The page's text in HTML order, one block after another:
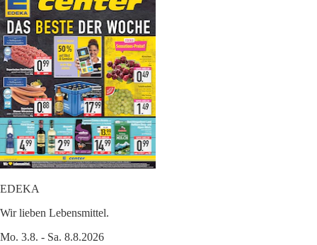
EDEKA
Wir lieben Lebensmittel.
Mo. 3.8. - Sa. 8.8.2026